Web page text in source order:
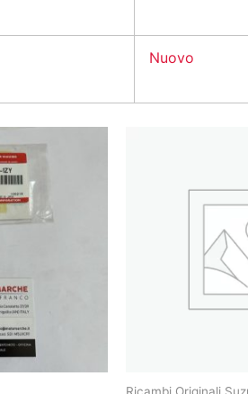
Nuovo
Ricambi Originali